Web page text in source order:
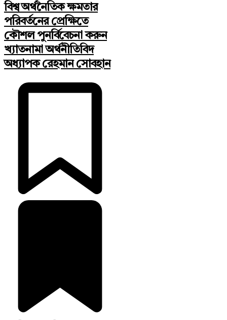
বিশ্ব অর্থনৈতিক ক্ষমতার
পরিবর্তনের প্রেক্ষিতে
কৌশল পুনর্বিবেচনা করুন
খ্যাতনামা অর্থনীতিবিদ
অধ্যাপক রেহমান সোবহান